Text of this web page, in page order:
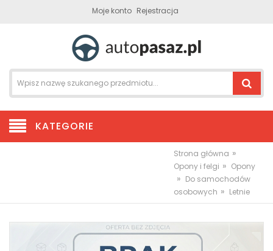
Moje konto Rejestracja
KATEGORIE
Strona główna »
Opony i felgi » Opony
» Do samochodów
osobowych » Letnie